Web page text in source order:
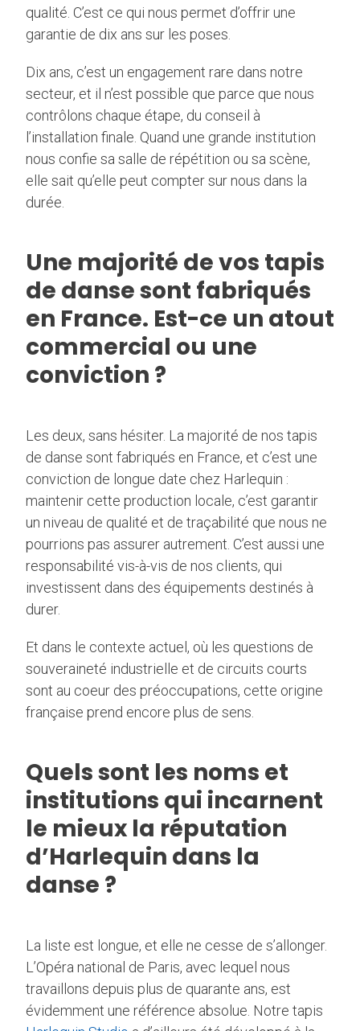
qualité. C’est ce qui nous permet d’offrir une
garantie de dix ans sur les poses.
Dix ans, c’est un engagement rare dans notre
secteur, et il n’est possible que parce que nous
contrôlons chaque étape, du conseil à
l’installation finale. Quand une grande institution
nous confie sa salle de répétition ou sa scène,
elle sait qu’elle peut compter sur nous dans la
durée.
Une majorité de vos tapis
de danse sont fabriqués
en France. Est-ce un atout
commercial ou une
conviction ?
Les deux, sans hésiter. La majorité de nos tapis
de danse sont fabriqués en France, et c’est une
conviction de longue date chez Harlequin :
maintenir cette production locale, c’est garantir
un niveau de qualité et de traçabilité que nous ne
pourrions pas assurer autrement. C’est aussi une
responsabilité vis-à-vis de nos clients, qui
investissent dans des équipements destinés à
durer.
Et dans le contexte actuel, où les questions de
souveraineté industrielle et de circuits courts
sont au coeur des préoccupations, cette origine
française prend encore plus de sens.
Quels sont les noms et
institutions qui incarnent
le mieux la réputation
d’Harlequin dans la
danse ?
La liste est longue, et elle ne cesse de s’allonger.
L’Opéra national de Paris, avec lequel nous
travaillons depuis plus de quarante ans, est
évidemment une référence absolue. Notre tapis